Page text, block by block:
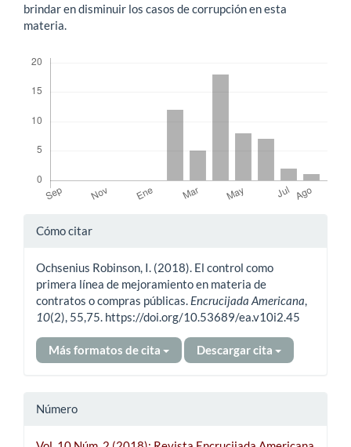
brindar en disminuir los casos de corrupción en esta
materia.
Detalles
artículo
Cómo citar
Ochsenius Robinson, I. (2018). El control como
primera línea de mejoramiento en materia de
contratos o compras públicas. Encrucijada Americana,
10(2), 55,75. https://doi.org/10.53689/ea.v10i2.45
Más formatos de cita Descargar cita
Número